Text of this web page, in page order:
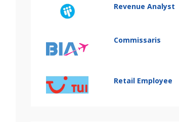
Revenue Analyst
Commissaris
Retail Employee